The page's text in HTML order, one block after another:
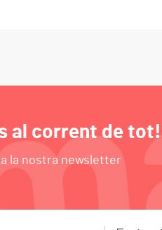
al corrent de tot!
la nostra newsletter